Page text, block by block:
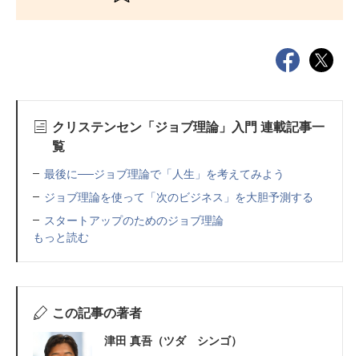
クリステンセン「ジョブ理論」入門 連載記事一
覧
最後に──ジョブ理論で「人生」を考えてみよう
ジョブ理論を使って「次のビジネス」を大胆予測する
スタートアップのためのジョブ理論
もっと読む
この記事の著者
津田 真吾（ツダ シンゴ）